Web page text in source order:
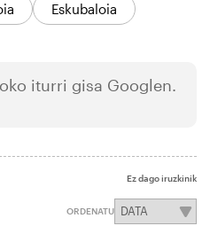
Eskubaloia
iturri gisa Googlen.
Ez dago iruzkinik
ORDENATU